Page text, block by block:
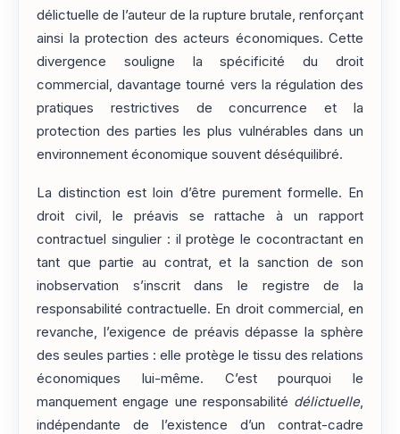
délictuelle de l’auteur de la rupture brutale, renforçant
ainsi la protection des acteurs économiques. Cette
divergence souligne la spécificité du droit
commercial, davantage tourné vers la régulation des
pratiques restrictives de concurrence et la
protection des parties les plus vulnérables dans un
environnement économique souvent déséquilibré.
La distinction est loin d’être purement formelle. En
droit civil, le préavis se rattache à un rapport
contractuel singulier : il protège le cocontractant en
tant que partie au contrat, et la sanction de son
inobservation s’inscrit dans le registre de la
responsabilité contractuelle. En droit commercial, en
revanche, l’exigence de préavis dépasse la sphère
des seules parties : elle protège le tissu des relations
économiques lui-même. C’est pourquoi le
manquement engage une responsabilité délictuelle,
indépendante de l’existence d’un contrat-cadre